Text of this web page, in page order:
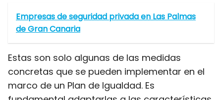
Empresas de seguridad privada en Las Palmas
de Gran Canaria
Estas son solo algunas de las medidas
concretas que se pueden implementar en el
marco de un Plan de Igualdad. Es